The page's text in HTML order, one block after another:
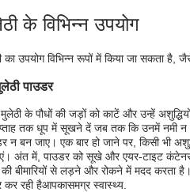
के विभिन्न उपयोग
का उपयोग विभिन्न रूपों में किया जा सकता है,
पाउडर
के पौधों की जड़ों को काटें और उन्हें
तक धूप में सूखने दें जब तक कि उनमें नमी
न बन जाए। एक बार हो जाने पर, किसी भी
अंत में, पाउडर को सूखे और एयर-टाइट
बीमारियों से लड़ने और रोकने में मदद करता
कर रही हैआपकासमग्र स्वास्थ्य.